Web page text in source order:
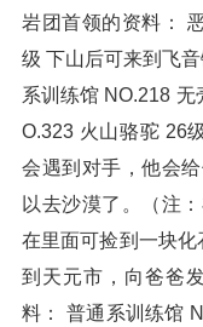
岩团首领的资料：
级 下山后可来到飞
系训练馆 NO.218 无
O.323 火山骆驼 26
会遇到对手，他会
以去沙漠了。（注
在里面可捡到一块
到天元市，向爸爸
料： 普通系训练馆